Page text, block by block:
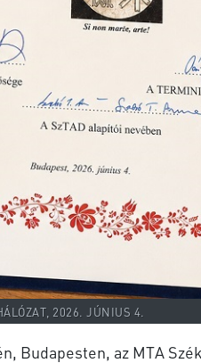
2026. JÚNIUS 4.
Budapesten, az MTA